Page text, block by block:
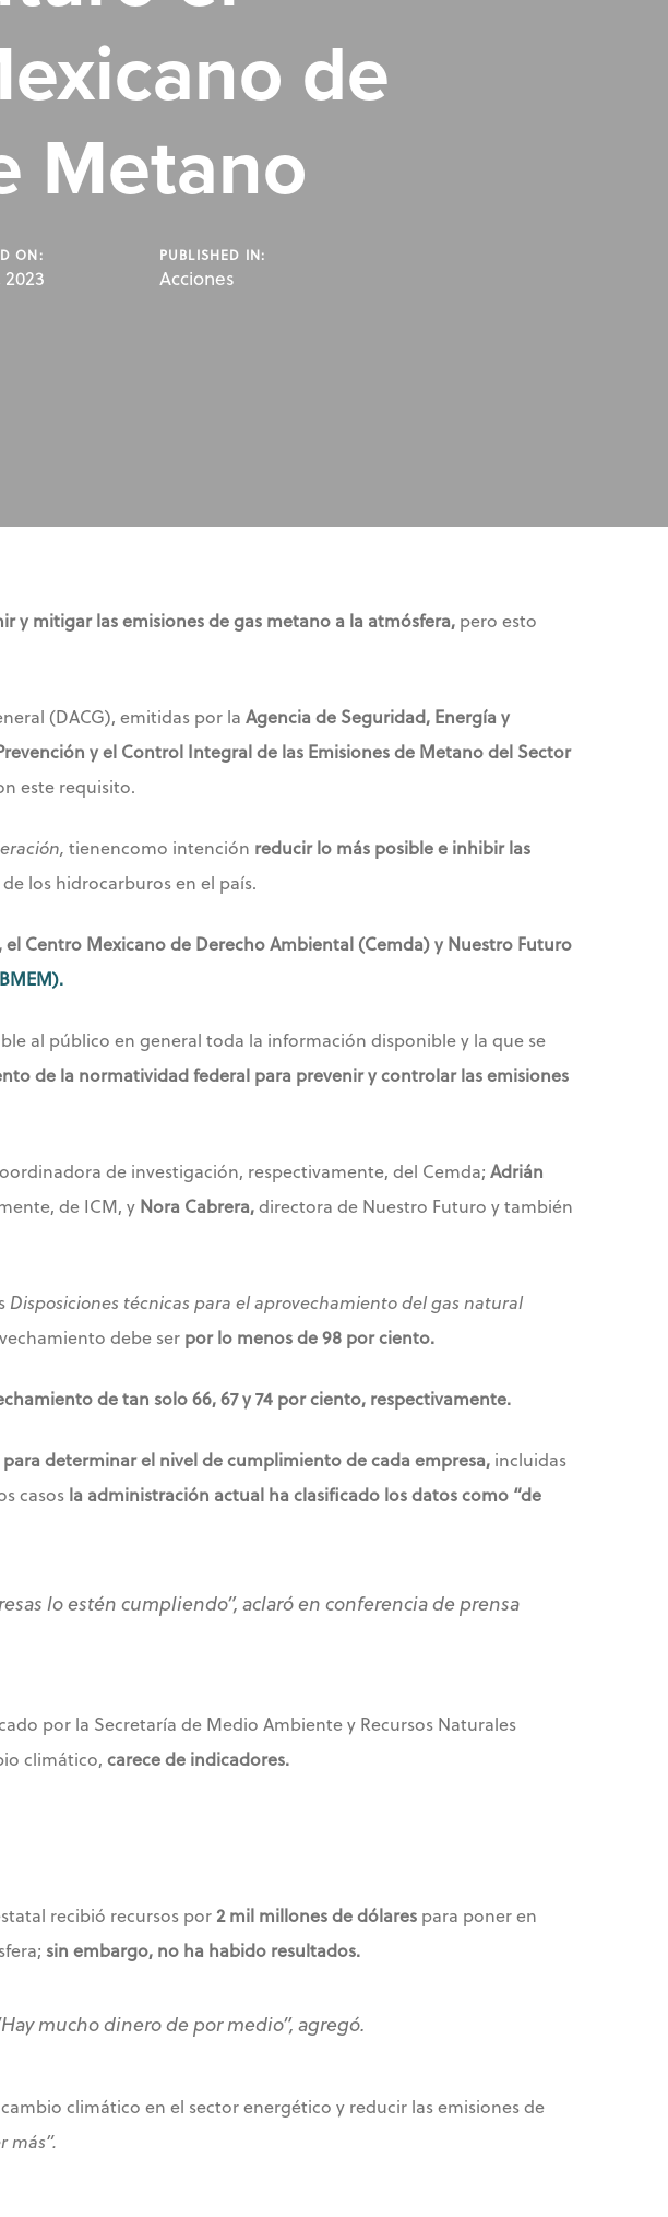
de
Metano
ON: PUBLISHED IN:
Acciones
y mitigar las emisiones de gas metano a la atmósfera, pero esto
(DACG), emitidas por la Agencia de Seguridad, Energía y
y el Control Integral de las Emisiones de Metano del Sector
este requisito.
tienencomo intención reducir lo más posible e inhibir las
los hidrocarburos en el país.
Centro Mexicano de Derecho Ambiental (Cemda) y Nuestro Futuro
al público en general toda la información disponible y la que se
de la normatividad federal para prevenir y controlar las emisiones
de investigación, respectivamente, del Cemda; Adrián
de ICM, y Nora Cabrera,directora de Nuestro Futuro y también
Disposiciones técnicas para el aprovechamiento del gas natural
debe ser por lo menos de 98 por ciento.
de tan solo 66, 67 y 74 por ciento, respectivamente.
determinar el nivel de cumplimiento de cada empresa, incluidas
casos la administración actual ha clasificado los datos como “de
lo estén cumpliendo”,aclaró en conferencia de prensa
por la Secretaría de Medio Ambiente y Recursos Naturales
climático, carece de indicadores.
recibió recursos por 2 mil millones de dólares para poner en
sin embargo, no ha habido resultados.
mucho dinero de por medio”,agregó.
climático en el sector energético y reducir las emisiones de
más”.